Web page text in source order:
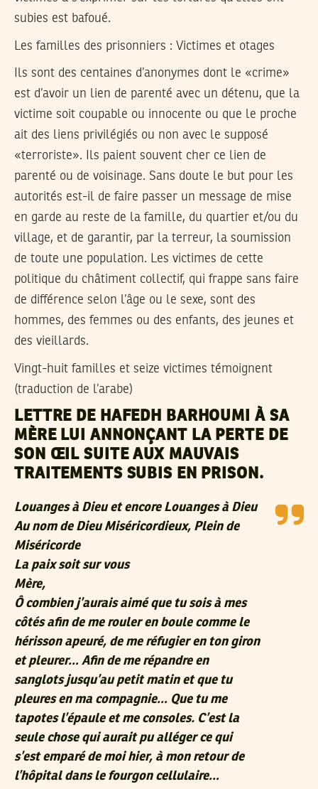
subies est bafoué.
Les familles des prisonniers : Victimes et otages
Ils sont des centaines d’anonymes dont le «crime»
est d’avoir un lien de parenté avec un détenu, que la
victime soit coupable ou innocente ou que le proche
ait des liens privilégiés ou non avec le supposé
«terroriste». Ils paient souvent cher ce lien de
parenté ou de voisinage. Sans doute le but pour les
autorités est-il de faire passer un message de mise
en garde au reste de la famille, du quartier et/ou du
village, et de garantir, par la terreur, la soumission
de toute une population. Les victimes de cette
politique du châtiment collectif, qui frappe sans faire
de différence selon l’âge ou le sexe, sont des
hommes, des femmes ou des enfants, des jeunes et
des vieillards.
Vingt-huit familles et seize victimes témoignent
(traduction de l’arabe)
LETTRE DE HAFEDH BARHOUMI À SA
MÈRE LUI ANNONÇANT LA PERTE DE
SON ŒIL SUITE AUX MAUVAIS
TRAITEMENTS SUBIS EN PRISON.
Louanges à Dieu et encore Louanges à Dieu
Au nom de Dieu Miséricordieux, Plein de
Miséricorde
La paix soit sur vous
Mère,
Ô combien j’aurais aimé que tu sois à mes
côtés afin de me rouler en boule comme le
hérisson apeuré, de me réfugier en ton giron
et pleurer… Afin de me répandre en
sanglots jusqu’au petit matin et que tu
pleures en ma compagnie… Que tu me
tapotes l’épaule et me consoles. C’est la
seule chose qui aurait pu alléger ce qui
s’est emparé de moi hier, à mon retour de
l’hôpital dans le fourgon cellulaire…